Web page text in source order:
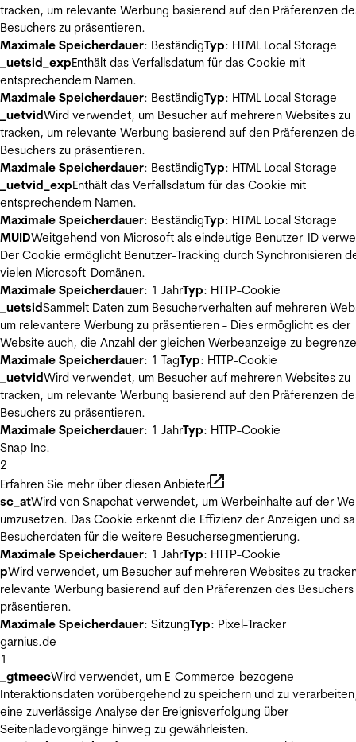
tracken, um relevante Werbung basierend auf den Präferenzen
Besuchers zu präsentieren.
Maximale Speicherdauer: BeständigTyp: HTML Local Storage
_uetsid_expEnthält das Verfallsdatum für das Cookie mit
entsprechendem Namen.
Maximale Speicherdauer: BeständigTyp: HTML Local Storage
_uetvidWird verwendet, um Besucher auf mehreren Websites zu
tracken, um relevante Werbung basierend auf den Präferenzen
Besuchers zu präsentieren.
Maximale Speicherdauer: BeständigTyp: HTML Local Storage
_uetvid_expEnthält das Verfallsdatum für das Cookie mit
entsprechendem Namen.
Maximale Speicherdauer: BeständigTyp: HTML Local Storage
MUIDWeitgehend von Microsoft als eindeutige Benutzer-ID
Der Cookie ermöglicht Benutzer-Tracking durch Synchronisieren
vielen Microsoft-Domänen.
Maximale Speicherdauer: 1 JahrTyp: HTTP-Cookie
_uetsidSammelt Daten zum Besucherverhalten auf mehreren
um relevantere Werbung zu präsentieren - Dies ermöglicht es der
Website auch, die Anzahl der gleichen Werbeanzeige zu
Maximale Speicherdauer: 1 TagTyp: HTTP-Cookie
_uetvidWird verwendet, um Besucher auf mehreren Websites zu
tracken, um relevante Werbung basierend auf den Präferenzen
Besuchers zu präsentieren.
Maximale Speicherdauer: 1 JahrTyp: HTTP-Cookie
Snap Inc.
2
Erfahren Sie mehr über diesen Anbieter
sc_atWird von Snapchat verwendet, um Werbeinhalte auf der
umzusetzen. Das Cookie erkennt die Effizienz der Anzeigen und
Besucherdaten für die weitere Besuchersegmentierung.
Maximale Speicherdauer: 1 JahrTyp: HTTP-Cookie
pWird verwendet, um Besucher auf mehreren Websites zu
relevante Werbung basierend auf den Präferenzen des Besuchers
präsentieren.
Maximale Speicherdauer: SitzungTyp: Pixel-Tracker
garnius.de
1
_gtmeecWird verwendet, um E-Commerce-bezogene
Interaktionsdaten vorübergehend zu speichern und zu
eine zuverlässige Analyse der Ereignisverfolgung über
Seitenladevorgänge hinweg zu gewährleisten.